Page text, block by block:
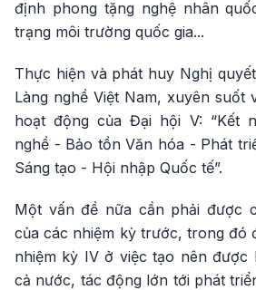
định phong tặng nghệ nhân
trạng môi trường quốc gia...
Thực hiện và phát huy Nghị
Làng nghề Việt Nam, xuyên suốt
hoạt động của Đại hội V: “Kết
nghề - Bảo tồn Văn hóa - Phát
Sáng tạo - Hội nhập Quốc tế”.
Một vấn đề nữa cần phải được
của các nhiệm kỳ trước, trong đó
nhiệm kỳ IV ở việc tạo nên được
cả nước, tác động lớn tới phát